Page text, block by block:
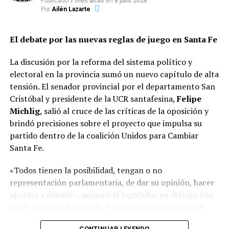
consecutivo para la fórmula de Gobernador y
reelecciones indefinidas para legisladores,
intendentes y concejales.
Modernización del sistema judicial y de
seguridad:Adecuar las garantías
constitucionales al nuevo Código Procesal Penal,
fortaleciendo el rol del Ministerio Público de la
Acusación (MPA) y otorgando rango
constitucional a herramientas clave de seguridad
Eliminación de privilegios y fueros:Reformas
trabas judiciales, garantizando el principio de
Por Ailén Lazarte
El debate por las nuevas reglas de juego en Santa Fe
La discusión por la reforma del sistema político y
electoral en la provincia sumó un nuevo capítulo de alta
tensión. El senador provincial por el departamento San
Cristóbal y presidente de la UCR santafesina,Felipe
Michlig, salió al cruce de las críticas de la oposición y
brindó precisiones sobre el proyecto que impulsa su
partido dentro de la coalición Unidos para Cambiar
Santa Fe.
«Todos tienen la posibilidad, tengan o no
representación parlamentaria, de dar su opinión, hacer
aportes y debatir», aseguró el legislador en diálogo con
falta de consenso. Sin embargo, no ahorró críticas para